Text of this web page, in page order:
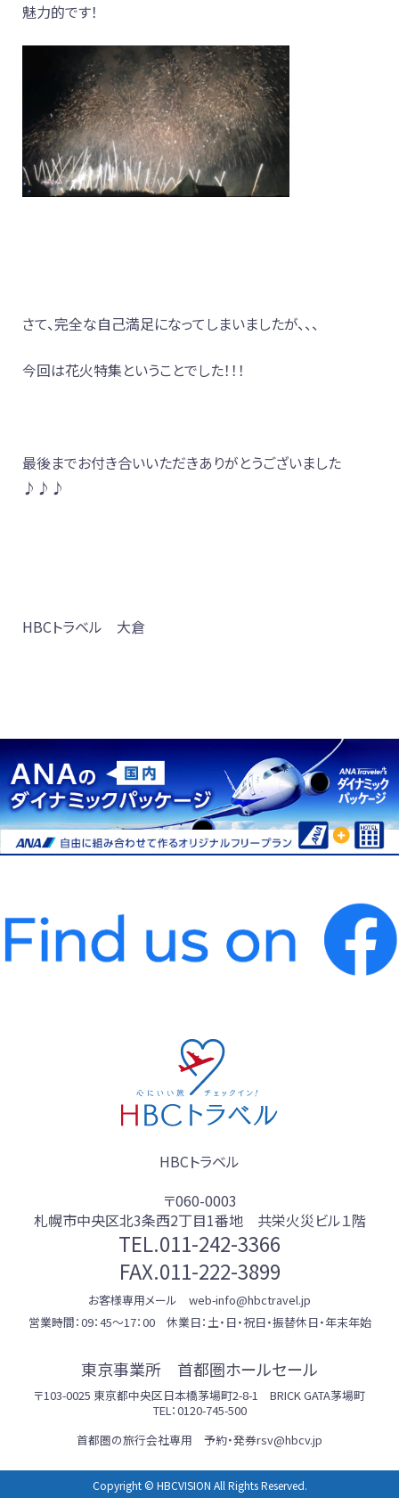
魅力的です！
さて、完全な自己満足になってしまいましたが、、、
今回は花火特集ということでした！！！
最後までお付き合いいただきありがとうございました
♪♪♪
HBCトラベル 大倉
HBCトラベル
〒060-0003
札幌市中央区北3条西2丁目1番地 共栄火災ビル１階
TEL.011-242-3366
FAX.011-222-3899
お客様専用メール web-info@hbctravel.jp
営業時間：09：45～17：00 休業日：土・日・祝日・振替休日・年末年始
東京事業所 首都圏ホールセール
〒103-0025 東京都中央区日本橋茅場町2-8-1 BRICK GATA茅場町
TEL：0120-745-500
首都圏の旅行会社専用 予約・発券rsv@hbcv.jp
Copyright © HBCVISION All Rights Reserved.